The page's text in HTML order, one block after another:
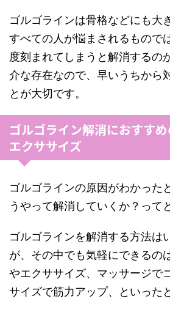
ゴルゴラインは骨格などにも大
すべての人が悩まされるもので
度刻まれてしまうと解消するの
介な存在なので、早いうちから
とが大切です。
ゴルゴライン解消におすす
エクササイズ
ゴルゴラインの原因がわかった
うやって解消していくか？って
ゴルゴラインを解消する方法は
が、その中でも気軽にできるの
やエクササイズ、マッサージで
サイズで筋力アップ、といった